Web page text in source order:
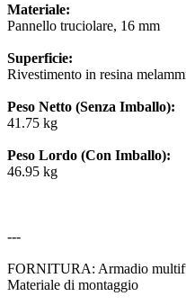
Materiale:
Pannello truciolare, 16 mm
Superficie:
Rivestimento in resina
Peso Netto (Senza Imballo):
41.75 kg
Peso Lordo (Con Imballo):
46.95 kg
---
FORNITURA: Armadio
Materiale di montaggio